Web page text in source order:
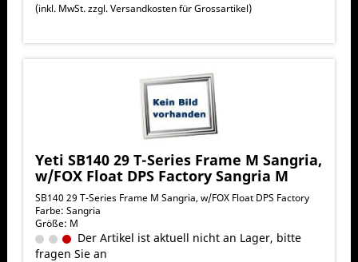
(inkl. MwSt. zzgl.Versandkosten für Grossartikel)
Yeti SB140 29 T-Series Frame M Sangria,
w/FOX Float DPS Factory Sangria M
SB140 29 T-Series Frame M Sangria, w/FOX Float DPS Factory
Farbe: Sangria
Größe: M
Der Artikel ist aktuell nicht an Lager, bitte
fragen Sie an